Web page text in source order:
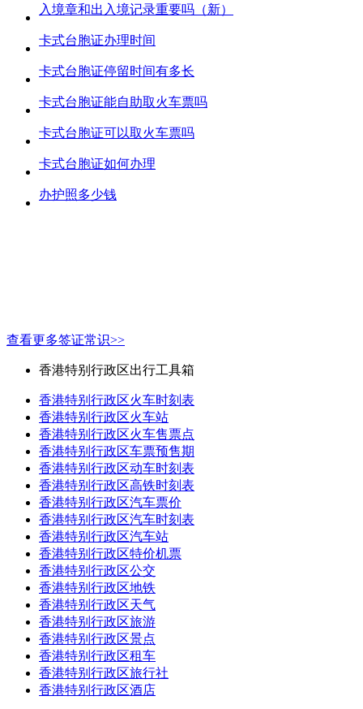
入境章和出入境记录重要吗（新）
卡式台胞证办理时间
卡式台胞证停留时间有多长
卡式台胞证能自助取火车票吗
卡式台胞证可以取火车票吗
卡式台胞证如何办理
办护照多少钱
查看更多签证常识>>
香港特别行政区出行工具箱
香港特别行政区火车时刻表
香港特别行政区火车站
香港特别行政区火车售票点
香港特别行政区车票预售期
香港特别行政区动车时刻表
香港特别行政区高铁时刻表
香港特别行政区汽车票价
香港特别行政区汽车时刻表
香港特别行政区汽车站
香港特别行政区特价机票
香港特别行政区公交
香港特别行政区地铁
香港特别行政区天气
香港特别行政区旅游
香港特别行政区景点
香港特别行政区租车
香港特别行政区旅行社
香港特别行政区酒店